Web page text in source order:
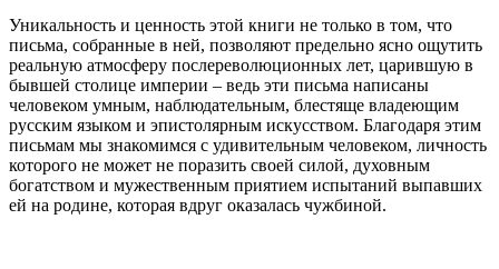
Уникальность и ценность этой книги не только в том, что
письма, собранные в ней, позволяют предельно ясно ощутить
реальную атмосферу послереволюционных лет, царившую в
бывшей столице империи – ведь эти письма написаны
человеком умным, наблюдательным, блестяще владеющим
русским языком и эпистолярным искусством. Благодаря этим
письмам мы знакомимся с удивительным человеком, личность
которого не может не поразить своей силой, духовным
богатством и мужественным приятием испытаний выпавших
ей на родине, которая вдруг оказалась чужбиной.